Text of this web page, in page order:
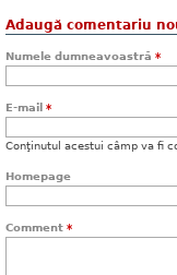
Adaugă comentariu
Numele dumneavoastră *
E-mail *
Conţinutul acestui câmp va fi
Homepage
Comment *